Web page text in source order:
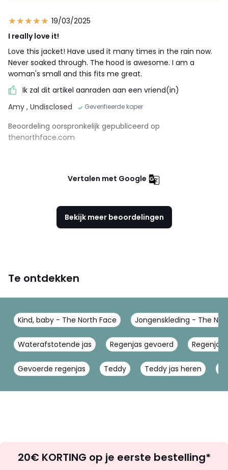
19/03/2025
I really love it!
Love this jacket! Have used it many times in the rain now.
Never soaked through. The hood is awesome. I am a
woman's small and this fits me great.
Ik zal dit artikel aanraden aan een vriend(in)
Amy , Undisclosed Geverifieerde koper
Beoordeling oorspronkelijk gepubliceerd op
thenorthface.com
Vertalen met Google
Bekijk meer beoordelingen
Te ontdekken
Kind, baby - The North Face Jongenskleding - The
Waterafstotende jas Regenjas gevoerd Regenjas
Gevoerde regenjas Teddy Teddy jas heren
zoek
20€ KORTING op je eerste bestelling*